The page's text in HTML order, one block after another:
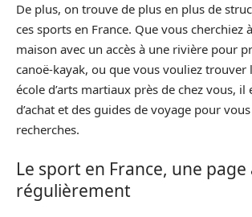
De plus, on trouve de plus en plus de
ces sports en France. Que vous cherchiez
maison avec un accès à une rivière pour
canoë-kayak, ou que vous vouliez trouver
école d’arts martiaux près de chez vous, il
d’achat et des guides de voyage pour
recherches.
Le sport en France, une
régulièrement